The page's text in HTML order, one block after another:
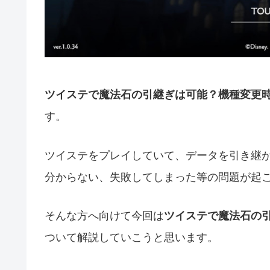
ツイステで魔法石の引継ぎは可能？機種変更
す。
ツイステをプレイしていて、データを引き継
分からない、失敗してしまった等の問題が起
そんな方へ向けて今回はツイステで魔法石の
ついて解説していこうと思います。